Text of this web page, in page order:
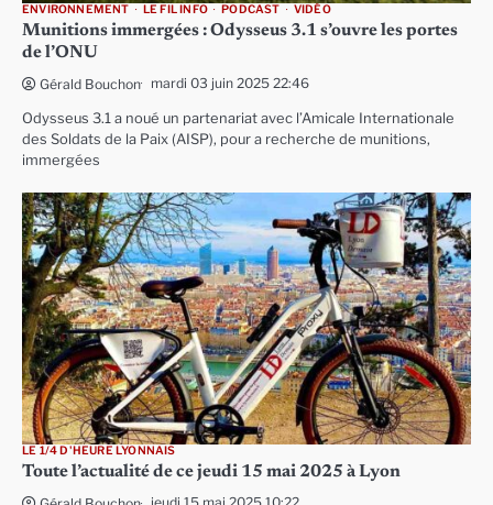
ENVIRONNEMENT LE FIL INFO PODCAST VIDÉO
Munitions immergées : Odysseus 3.1 s’ouvre les portes
de l’ONU
Gérald Bouchon mardi 03 juin 2025 22:46
Odysseus 3.1 a noué un partenariat avec l’Amicale Internationale
des Soldats de la Paix (AISP), pour a recherche de munitions,
immergées
LE 1/4 D'HEURE LYONNAIS
Toute l’actualité de ce jeudi 15 mai 2025 à Lyon